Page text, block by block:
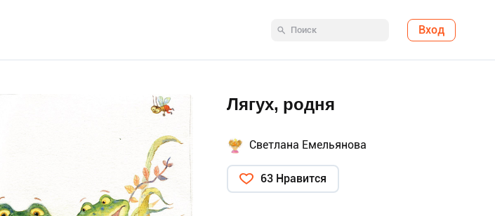
Вход
Лягух, родня
Светлана Емельянова
63 Нравится